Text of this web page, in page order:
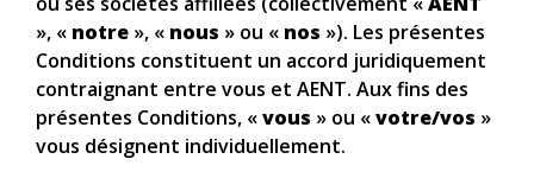
», « notre », « nous » ou « nos »). Les présentes
Conditions constituent un accord juridiquement
contraignant entre vous et AENT. Aux fins des
présentes Conditions, «vous » ou «votre/vos »
vous désignent individuellement.